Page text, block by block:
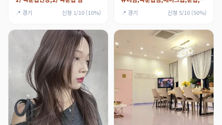
📍 경기 신청 1/10 (10%) 📍 경기 신청 5/10 (50%)